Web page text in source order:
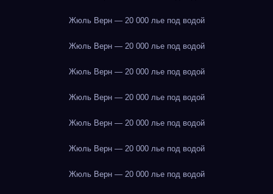
Жюль Верн — 20 000 лье под водой
Жюль Верн — 20 000 лье под водой
Жюль Верн — 20 000 лье под водой
Жюль Верн — 20 000 лье под водой
Жюль Верн — 20 000 лье под водой
Жюль Верн — 20 000 лье под водой
Жюль Верн — 20 000 лье под водой